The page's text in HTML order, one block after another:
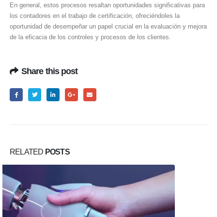
En general, estos procesos resaltan oportunidades significativas para
los contadores en el trabajo de certificación, ofreciéndoles la
oportunidad de desempeñar un papel crucial en la evaluación y mejora
de la eficacia de los controles y procesos de los clientes.
Share this post
RELATED POSTS